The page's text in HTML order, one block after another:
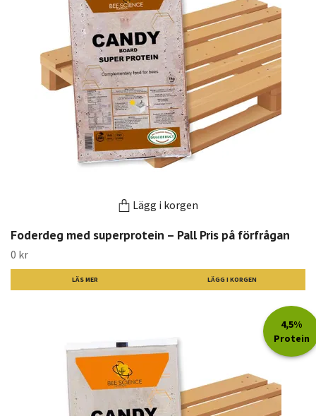
Lägg i korgen
Foderdeg med superprotein – Pall Pris på förfrågan
0 kr
LÄS MER
4,5%
Protein